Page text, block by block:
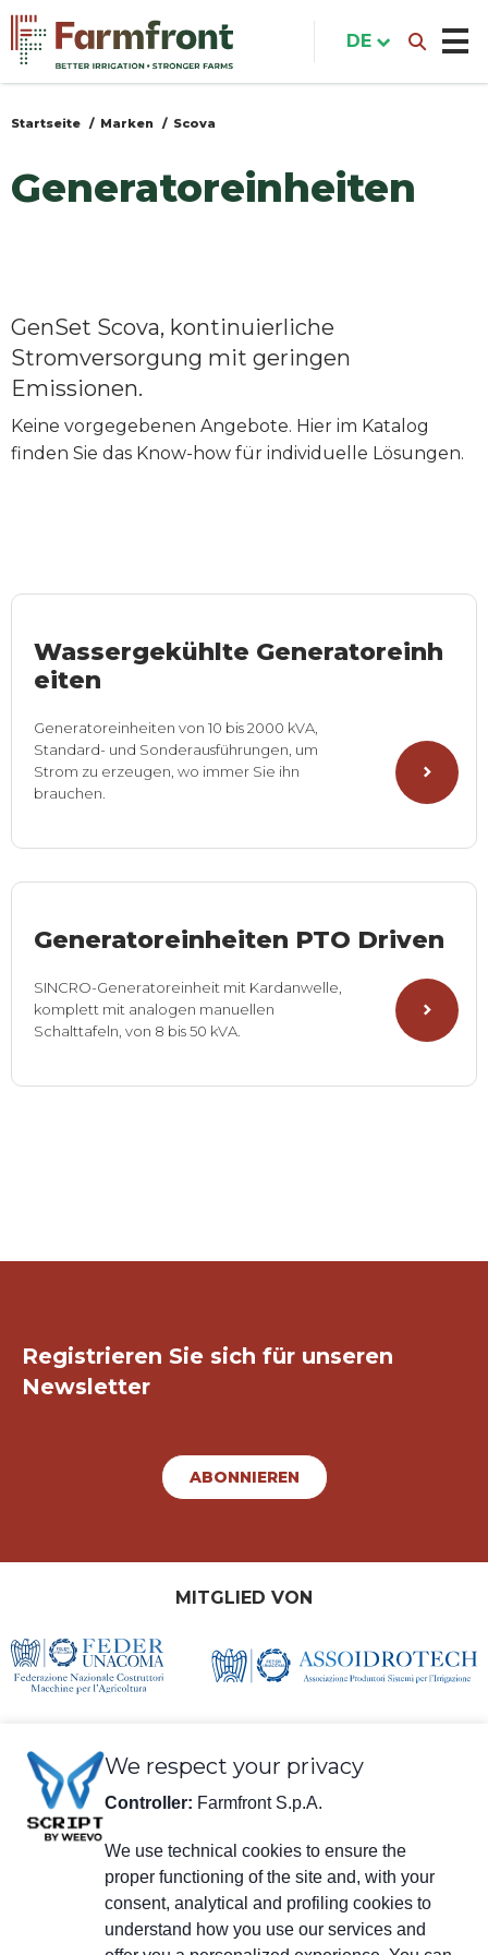
Direkt
zum
Inhalt
Sie
hier
Startseite Marken Scova
Generatoreinheiten
GenSet Scova, kontinuierliche
Stromversorgung mit geringen
Emissionen.
Keine vorgegebenen Angebote. Hier im Katalog
finden Sie das Know-how für individuelle Lösungen.
Wassergekühlte Generatoreinh
eiten
Generatoreinheiten von 10 bis 2000 kVA,
Standard- und Sonderausführungen, um
Strom zu erzeugen, wo immer Sie ihn
brauchen.
Generatoreinheiten PTO Driven
SINCRO-Generatoreinheit mit Kardanwelle,
komplett mit analogen manuellen
Schalttafeln, von 8 bis 50 kVA.
Registrieren Sie sich für unseren
Newsletter
ABONNIEREN
MITGLIED VON
Rechtliche Informationen
Werk und Sitz der Gesellschaft: Via S. Eusebio 7, 41014 Castelvetro di
Modena (MO) - IT
Steuernr., USt-IdNr., Eintragungsnummer beim Handelsregister Modena
DE
We respect your privacy
Controller: Farmfront S.p.A.
We use technical cookies to ensure the
proper functioning of the site and, with your
consent, analytical and profiling cookies to
understand how you use our services and